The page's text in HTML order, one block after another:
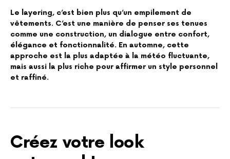
Le layering, c’est bien plus qu’un empilement de
vêtements. C’est une manière de penser ses tenues
comme une construction, un dialogue entre confort,
élégance et fonctionnalité. En automne, cette
approche est la plus adaptée à la météo fluctuante,
mais aussi la plus riche pour affirmer un style personnel
et raffiné.
Créez votre look